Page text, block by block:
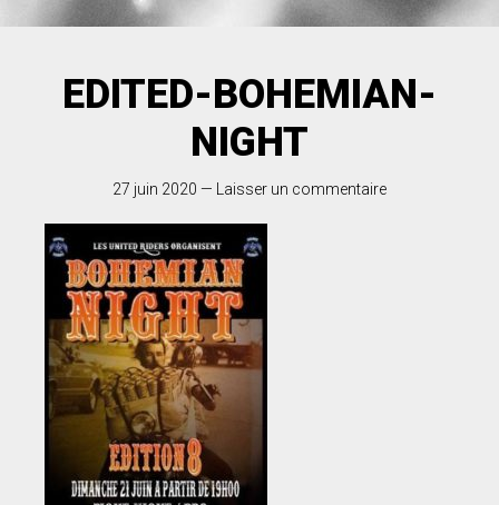
EDITED-BOHEMIAN-
NIGHT
27 juin 2020 — Laisser un commentaire